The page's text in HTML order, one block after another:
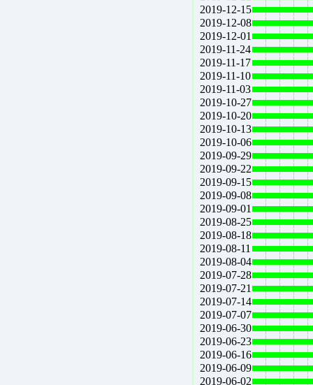
2019-12-15
2019-12-08
2019-12-01
2019-11-24
2019-11-17
2019-11-10
2019-11-03
2019-10-27
2019-10-20
2019-10-13
2019-10-06
2019-09-29
2019-09-22
2019-09-15
2019-09-08
2019-09-01
2019-08-25
2019-08-18
2019-08-11
2019-08-04
2019-07-28
2019-07-21
2019-07-14
2019-07-07
2019-06-30
2019-06-23
2019-06-16
2019-06-09
2019-06-02